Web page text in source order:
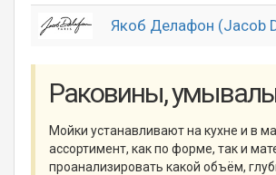
Якоб Делафон (Jacob
Раковины,
Мойки устанавливают на кухне и в
ассортимент, как по форме, так и
проанализировать какой объём,